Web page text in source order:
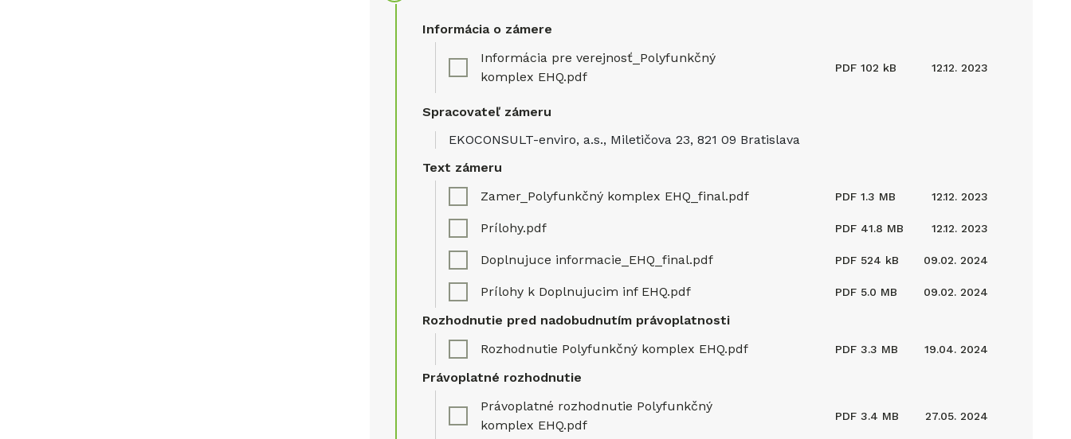
Informácia o zámere
Informácia pre verejnosť_Polyfunkčný
komplex EHQ.pdf
PDF 102 kB 12.12. 2023
Spracovateľ zámeru
EKOCONSULT-enviro, a.s., Miletičova 23, 821 09 Bratislava
Text zámeru
Zamer_Polyfunkčný komplex EHQ_final.pdf
PDF 1.3 MB 12.12. 2023
Prílohy.pdf PDF 41.8 MB 12.12. 2023
Doplnujuce informacie_EHQ_final.pdf PDF 524 kB 09.02. 2024
Prílohy k Doplnujucim inf EHQ.pdf PDF 5.0 MB 09.02. 2024
Rozhodnutie pred nadobudnutím právoplatnosti
Rozhodnutie Polyfunkčný komplex EHQ.pdf
PDF 3.3 MB 19.04. 2024
Právoplatné rozhodnutie
Právoplatné rozhodnutie Polyfunkčný
komplex EHQ.pdf
PDF 3.4 MB 27.05. 2024